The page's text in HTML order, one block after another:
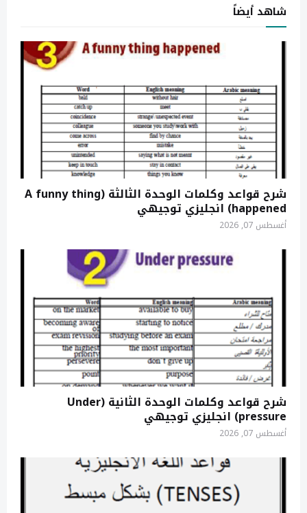
شاهد أيضاً
شرح قواعد وكلمات الوحدة الثالثة (A funny thing
happened) انجليزي توجيهي
أغسطس 07, 2026
شرح قواعد وكلمات الوحدة الثانية (Under
pressure) انجليزي توجيهي
أغسطس 07, 2026